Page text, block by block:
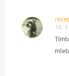
16.